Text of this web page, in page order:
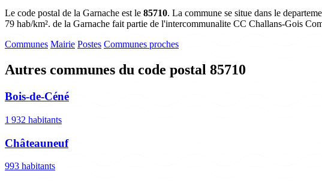
Le code postal de la Garnache est le 85710. La commune se situe dans le
79 hab/km². de la Garnache fait partie de l'intercommunalite CC Challans-Gois
Communes Mairie Postes Communes proches
Autres communes du code postal 85710
Bois-de-Céné
1 932 habitants
Châteauneuf
993 habitants